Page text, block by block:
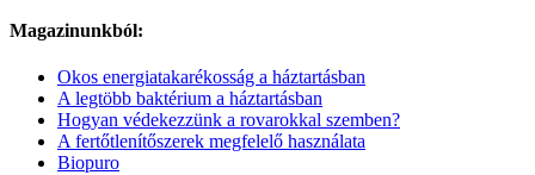
Magazinunkból:
Okos energiatakarékosság a háztartásban
A legtöbb baktérium a háztartásban
Hogyan védekezzünk a rovarokkal szemben?
A fertőtlenítőszerek megfelelő használata
Biopuro